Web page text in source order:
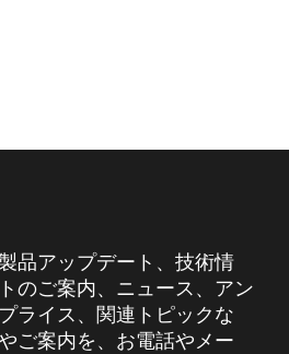
品アップデート、技術情
のご案内、ニュース、アン
ライス、関連トピックな
ご案内を、お電話やメー